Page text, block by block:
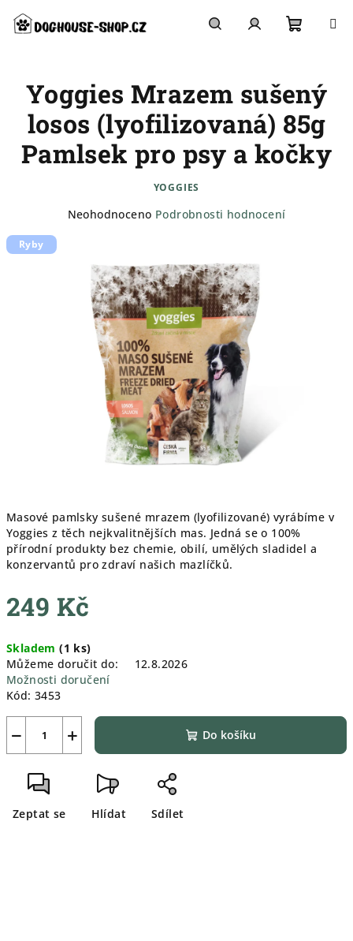
obsah
košík
Masové pamlsky sušené mrazem (lyofilizované) vyrábíme v
Yoggies z těch nejkvalitnějších mas. Jedná se o 100%
přírodní produkty bez chemie, obilí, umělých sladidel a
konzervantů pro zdraví našich mazlíčků.
249 Kč
cena:
Skladem(1 ks)
Můžeme doručit do:
12.8.2026
Možnosti doručení
Kód: 3453
+
− Do košíku
Zeptat se Hlídat Sdílet
Yoggies Mrazem sušený
losos (lyofilizovaná) 85g
Pamlsek pro psy a kočky
YOGGIES
Průměrné
hvězdiček.
Neohodnoceno Podrobnosti hodnocení
Ryby